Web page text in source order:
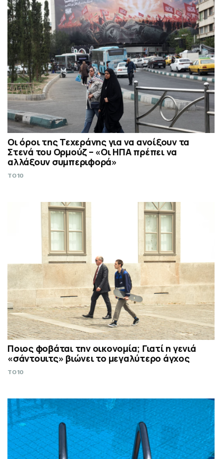
Οι όροι της Τεχεράνης για να ανοίξουν τα
Στενά του Ορμούζ – «Οι ΗΠΑ πρέπει να
αλλάξουν συμπεριφορά»
TO10
Ποιος φοβάται την οικονομία; Γιατί η γενιά
«σάντουιτς» βιώνει το μεγαλύτερο άγχος
TO10